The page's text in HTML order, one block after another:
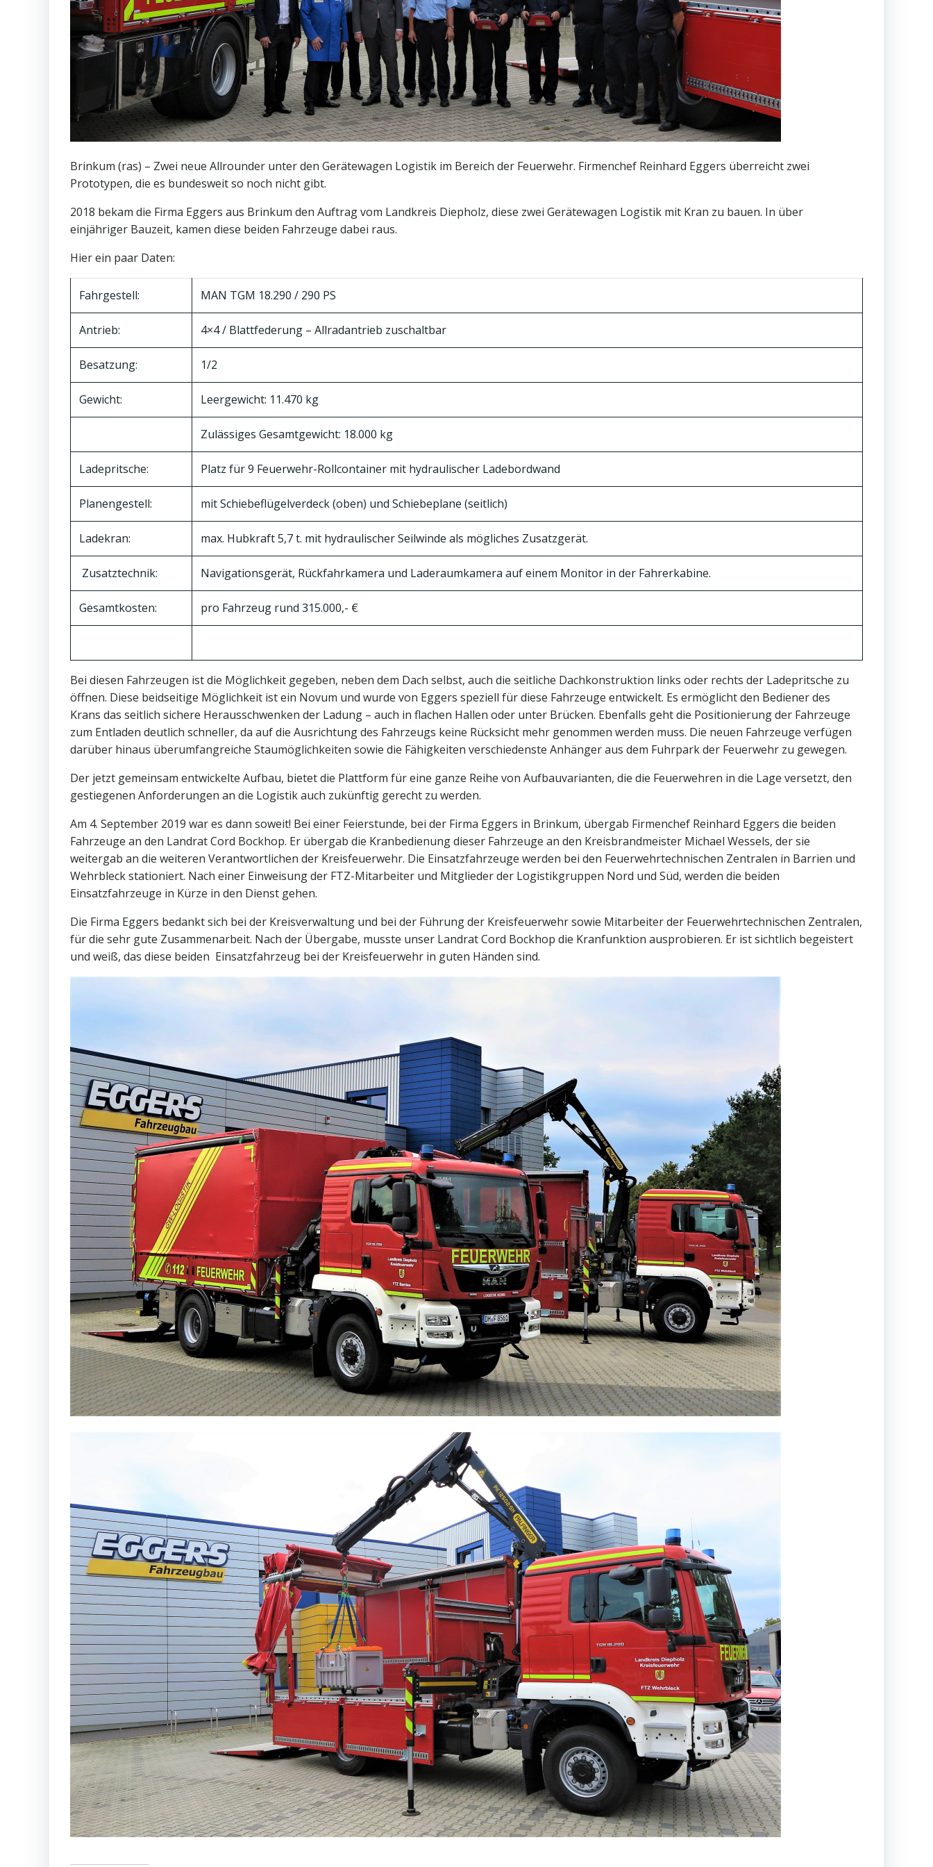
Brinkum (ras) – Zwei neue Allrounder unter den Gerätewagen Logistik im Bereich der Feuerwehr. Firmenchef Reinhard Eggers überreicht zwei
Prototypen, die es bundesweit so noch nicht gibt.
2018 bekam die Firma Eggers aus Brinkum den Auftrag vom Landkreis Diepholz, diese zwei Gerätewagen Logistik mit Kran zu bauen. In über
einjähriger Bauzeit, kamen diese beiden Fahrzeuge dabei raus.
Hier ein paar Daten:
Fahrgestell: MAN TGM 18.290 / 290 PS
Antrieb: 4×4 / Blattfederung – Allradantrieb zuschaltbar
Besatzung: 1/2
Gewicht: Leergewicht: 11.470 kg
Zulässiges Gesamtgewicht: 18.000 kg
Ladepritsche: Platz für 9 Feuerwehr-Rollcontainer mit hydraulischer Ladebordwand
Planengestell: mit Schiebeflügelverdeck (oben) und Schiebeplane (seitlich)
Ladekran: max. Hubkraft 5,7 t. mit hydraulischer Seilwinde als mögliches Zusatzgerät.
Zusatztechnik: Navigationsgerät, Rückfahrkamera und Laderaumkamera auf einem Monitor in der Fahrerkabine.
Gesamtkosten: pro Fahrzeug rund 315.000,- €
Bei diesen Fahrzeugen ist die Möglichkeit gegeben, neben dem Dach selbst, auch die seitliche Dachkonstruktion links oder rechts der Ladepritsche zu
öffnen. Diese beidseitige Möglichkeit ist ein Novum und wurde von Eggers speziell für diese Fahrzeuge entwickelt. Es ermöglicht den Bediener des
Krans das seitlich sichere Herausschwenken der Ladung – auch in flachen Hallen oder unter Brücken. Ebenfalls geht die Positionierung der Fahrzeuge
zum Entladen deutlich schneller, da auf die Ausrichtung des Fahrzeugs keine Rücksicht mehr genommen werden muss. Die neuen Fahrzeuge verfügen
darüber hinaus überumfangreiche Staumöglichkeiten sowie die Fähigkeiten verschiedenste Anhänger aus dem Fuhrpark der Feuerwehr zu gewegen.
Der jetzt gemeinsam entwickelte Aufbau, bietet die Plattform für eine ganze Reihe von Aufbauvarianten, die die Feuerwehren in die Lage versetzt, den
gestiegenen Anforderungen an die Logistik auch zukünftig gerecht zu werden.
Am 4. September 2019 war es dann soweit! Bei einer Feierstunde, bei der Firma Eggers in Brinkum, übergab Firmenchef Reinhard Eggers die beiden
Fahrzeuge an den Landrat Cord Bockhop. Er übergab die Kranbedienung dieser Fahrzeuge an den Kreisbrandmeister Michael Wessels, der sie
weitergab an die weiteren Verantwortlichen der Kreisfeuerwehr. Die Einsatzfahrzeuge werden bei den Feuerwehrtechnischen Zentralen in Barrien und
Wehrbleck stationiert. Nach einer Einweisung der FTZ-Mitarbeiter und Mitglieder der Logistikgruppen Nord und Süd, werden die beiden
Einsatzfahrzeuge in Kürze in den Dienst gehen.
Die Firma Eggers bedankt sich bei der Kreisverwaltung und bei der Führung der Kreisfeuerwehr sowie Mitarbeiter der Feuerwehrtechnischen Zentralen,
für die sehr gute Zusammenarbeit. Nach der Übergabe, musste unser Landrat Cord Bockhop die Kranfunktion ausprobieren. Er ist sichtlich begeistert
und weiß, das diese beiden Einsatzfahrzeug bei der Kreisfeuerwehr in guten Händen sind.